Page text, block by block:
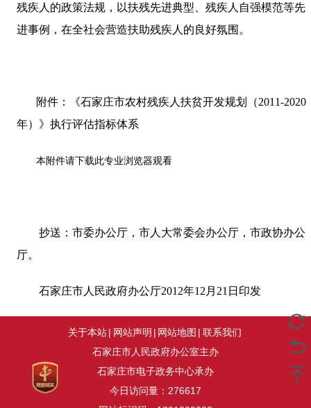
残疾人的政策法规，以扶残先进典型、残疾人自强模范等先
进事例，在全社会营造扶助残疾人的良好氛围。
附件：《石家庄市农村残疾人扶贫开发规划（2011-2020
年）》执行评估指标体系
本附件请下载此专业浏览器观看
抄送：市委办公厅，市人大常委会办公厅，市政协办公
厅。
石家庄市人民政府办公厅2012年12 月 21 日 印发
关于本站| 网站声明 | 网站地图 | 联系我们
石家庄市人民政府办公室主办
石家庄市电子政务中心承办
今日访问量： 276617